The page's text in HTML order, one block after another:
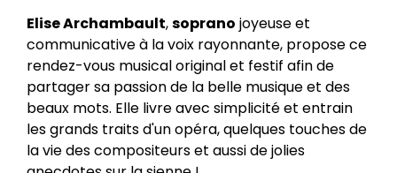
Elise Archambault,soprano joyeuse et
communicative à la voix rayonnante, propose ce
rendez-vous musical original et festif afin de
partager sa passion de la belle musique et des
beaux mots. Elle livre avec simplicité et entrain
les grands traits d'un opéra, quelques touches de
la vie des compositeurs et aussi de jolies